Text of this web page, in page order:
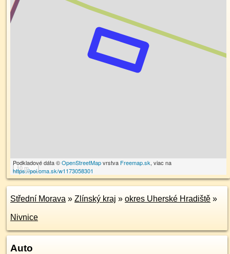
10 m
Podkladové dáta ©OpenStreetMapvrstva Freemap.sk, viac na
https://poi.oma.sk/w1173058301
Střední Morava » Zlínský kraj » okres Uherské Hradiště »
Nivnice
Auto